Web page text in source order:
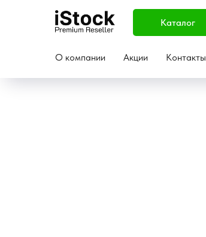
Каталог
О компании Акции Контакты